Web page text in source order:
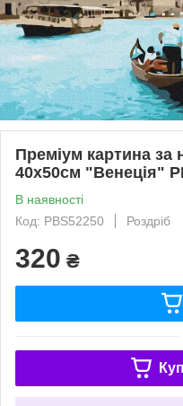
Преміум картина
40x50см "Венеція"
В наявності
Код: PBS52250
Роздріб
320 ₴